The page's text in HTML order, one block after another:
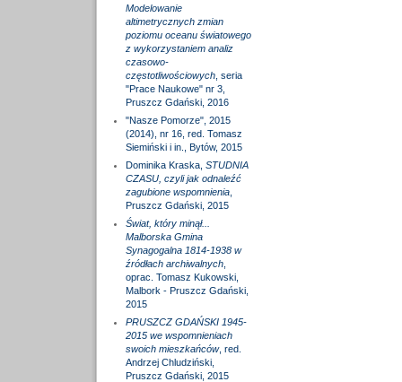
Modelowanie
altimetrycznych zmian
poziomu oceanu światowego
z wykorzystaniem analiz
czasowo-
częstotliwościowych, seria
"Prace Naukowe" nr 3,
Pruszcz Gdański, 2016
"Nasze Pomorze", 2015
(2014), nr 16, red. Tomasz
Siemiński i in., Bytów, 2015
Dominika Kraska, STUDNIA
CZASU, czyli jak odnaleźć
zagubione wspomnienia,
Pruszcz Gdański, 2015
Świat, który minął...
Malborska Gmina
Synagogalna 1814-1938 w
źródłach archiwalnych,
oprac. Tomasz Kukowski,
Malbork - Pruszcz Gdański,
2015
PRUSZCZ GDAŃSKI 1945-
2015 we wspomnieniach
swoich mieszkańców, red.
Andrzej Chludziński,
Pruszcz Gdański, 2015